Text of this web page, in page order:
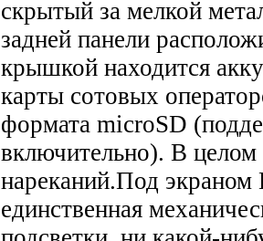
скрытый за мелкой
задней панели
крышкой находится
карты сотовых
формата microSD
включительно). В
нареканий.Под экраном
единственная